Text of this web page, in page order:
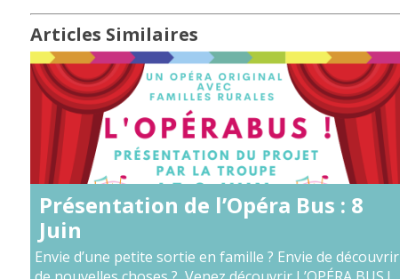
Articles Similaires
Présentation de l’Opéra Bus : 8
Juin
Envie d’une petite sortie en famille ? Envie de découvrir